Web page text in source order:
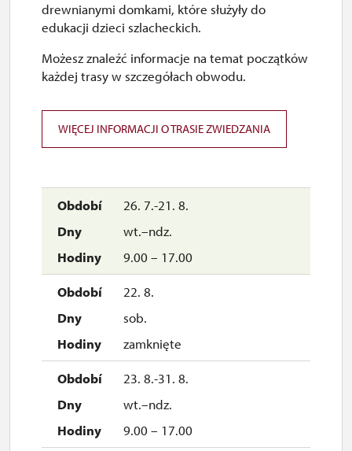
26. 7.-21. 8.
wt.–ndz.
9.00 – 17.00
22. 8.
sob.
zamknięte
23. 8.-31. 8.
wt.–ndz.
9.00 – 17.00
drewnianymi domkami, które służyły do
edukacji dzieci szlacheckich.
Możesz znaleźć informacje na temat początków
każdej trasy w szczegółach obwodu.
WIĘCEJ INFORMACJI O TRASIE ZWIEDZANIA